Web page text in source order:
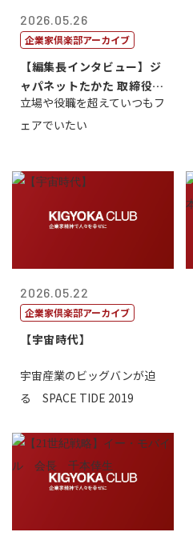
2026.05.26
企業家倶楽部アーカイブ
【編集長インタビュー】ジ
ャパネットたかた 取締役副
社長髙田旭...
立場や役職を超えていつもフ
ェアでいたい
2026.05.22
企業家倶楽部アーカイブ
【宇宙時代】
宇宙産業のビッグバンが迫
る SPACE TIDE 2019